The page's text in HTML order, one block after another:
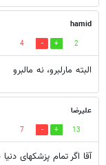
hamid
2
4
البته مارلبرو، نه مالبرو
علیرضا
13
7
آقا اگر تمام پزشکهای